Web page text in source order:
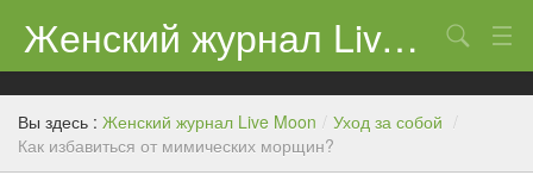
Женский журнал Live Moon
Дети
Домашний очаг
Поиск
Вы здесь : Женский журнал Live Moon / Уход за собой /
Как избавиться от мимических морщин?